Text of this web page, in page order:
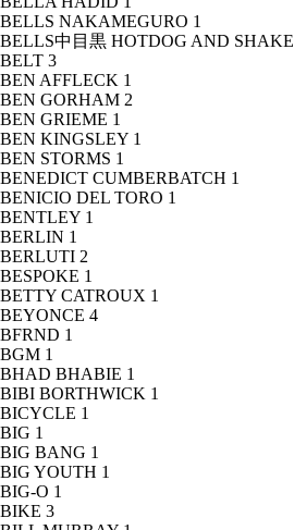
BELLS NAKAMEGURO 1
BELLS中目黒 HOTDOG AND SHAKE
BELT 3
BEN AFFLECK 1
BEN GORHAM 2
BEN GRIEME 1
BEN KINGSLEY 1
BEN STORMS 1
BENEDICT CUMBERBATCH 1
BENICIO DEL TORO 1
BENTLEY 1
BERLIN 1
BERLUTI 2
BESPOKE 1
BETTY CATROUX 1
BEYONCE 4
BFRND 1
BGM 1
BHAD BHABIE 1
BIBI BORTHWICK 1
BICYCLE 1
BIG 1
BIG BANG 1
BIG YOUTH 1
BIG-O 1
BIKE 3